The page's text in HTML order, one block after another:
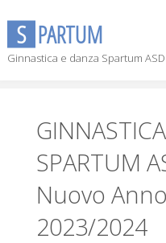
S PARTUM
Ginnastica e danza Spartum ASD
SPARTUM
Nuovo
2023/2024